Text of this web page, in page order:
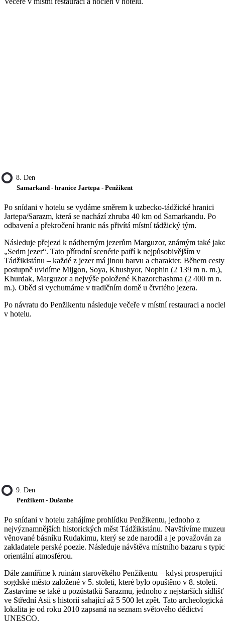
8. Den
Samarkand - hranice Jartepa - Penžikent
Po snídani v hotelu se vydáme směrem k uzbecko-tádžické hranici
Jartepa/Sarazm, která se nachází zhruba 40 km od Samarkandu. Po
odbavení a překročení hranic nás přivítá místní tádžický tým.
Následuje přejezd k nádherným jezerům Marguzor, známým také
„Sedm jezer“. Tato přírodní scenérie patří k nejpůsobivějším v
Tádžikistánu – každé z jezer má jinou barvu a charakter. Během cesty
postupně uvidíme Mijgon, Soya, Khushyor, Nophin (2 139 m n. m.),
Khurdak, Marguzor a nejvýše položené Khazorchashma (2 400 m n.
m.). Oběd si vychutnáme v tradičním domě u čtvrtého jezera.
Po návratu do Penžikentu následuje večeře v místní restauraci a
v hotelu.
9. Den
Penžikent - Dušanbe
Po snídani v hotelu zahájíme prohlídku Penžikentu, jednoho z
nejvýznamnějších historických měst Tádžikistánu. Navštívíme
věnované básníku Rudakimu, který se zde narodil a je považován za
zakladatele perské poezie. Následuje návštěva místního bazaru s
orientální atmosférou.
Dále zamíříme k ruinám starověkého Penžikentu – kdysi prosperující
sogdské město založené v 5. století, které bylo opuštěno v 8. století.
Zastavíme se také u pozůstatků Sarazmu, jednoho z nejstarších sídlišť
ve Střední Asii s historií sahající až 5 500 let zpět. Tato archeologická
lokalita je od roku 2010 zapsaná na seznam světového dědictví
UNESCO.